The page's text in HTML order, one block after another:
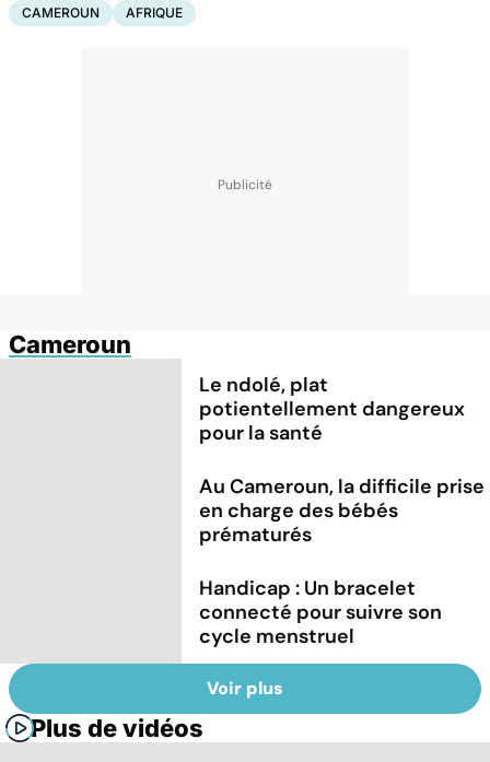
CAMEROUN AFRIQUE
Cameroun
Le ndolé, plat
potientellement dangereux
pour la santé
Au Cameroun, la difficile prise
en charge des bébés
prématurés
Handicap : Un bracelet
connecté pour suivre son
cycle menstruel
Voir plus
Plus de vidéos